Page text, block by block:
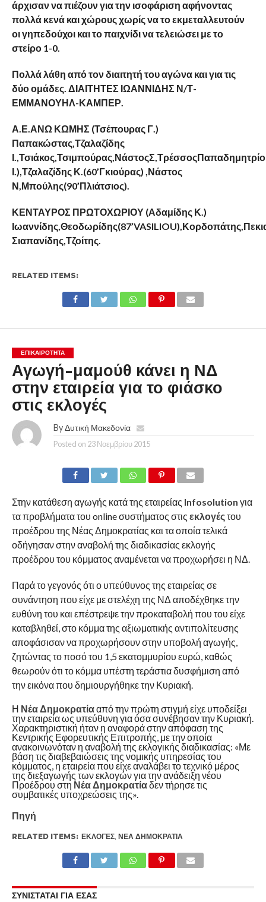
άρχισαν να πιέζουν για την ισοφάριση αφήνοντας
πολλά κενά και χώρους χωρίς να το εκμεταλλευτούν
οι γηπεδούχοι και το παιχνίδι να τελειώσει με το
στείρο 1-0.
Πολλά λάθη από τον διαιτητή του αγώνα και για τις
δύο ομάδες. ΔΙΑΙΤΗΤΕΣ ΙΩΑΝΝΙΔΗΣ Ν/Τ-
ΕΜΜΑΝΟΥΗΛ-ΚΑΜΠΕΡ.
Α.Ε.ΑΝΩ ΚΩΜΗΣ (Τσέπουρας Γ.)
Παπακώστας,Τζαλαζίδης
Ι.),Τζαλαζίδης Κ.(60’Γκιούρας) ,Νάστος
Ν,Μπούλης(90’Πλιάτσιος).
ΚΕΝΤΑΥΡΟΣ ΠΡΩΤΟΧΩΡΙΟΥ (Αδαμίδης Κ.)
Σιαπανίδης,Τζοίτης.
RELATED ITEMS:
ΕΠΙΚΑΙΡΟΤΗΤΑ
Αγωγή-μαμούθ κάνει η ΝΔ
στην εταιρεία για το φιάσκο
στις εκλογές
By Δυτική Μακεδονία
Posted on 23 Νοεμβρίου 2015
Στην κατάθεση αγωγής κατά της εταιρείας Infosolution για
τα προβλήματα του online συστήματος στις εκλογέςτου
προέδρου της Νέας Δημοκρατίας και τα οποία τελικά
οδήγησαν στην αναβολή της διαδικασίας εκλογής
προέδρου του κόμματος αναμένεται να προχωρήσει η ΝΔ.
Παρά το γεγονός ότι ο υπεύθυνος της εταιρείας σε
συνάντηση που είχε με στελέχη της ΝΔ αποδέχθηκε την
ευθύνη του και επέστρεψε την προκαταβολή που του είχε
καταβληθεί, στο κόμμα της αξιωματικής αντιπολίτευσης
αποφάσισαν να προχωρήσουν στην υποβολή αγωγής,
ζητώντας το ποσό του 1,5 εκατομμυρίου ευρώ, καθώς
θεωρούν ότι το κόμμα υπέστη τεράστια δυσφήμιση από
την εικόνα που δημιουργήθηκε την Κυριακή.
Η Νέα Δημοκρατίααπό την πρώτη στιγμή είχε υποδείξει
την εταιρεία ως υπεύθυνη για όσα συνέβησαν την Κυριακή.
Χαρακτηριστική ήταν η αναφορά στην απόφαση της
Κεντρικής Εφορευτικής Επιτροπής, με την οποία
ανακοινωνόταν η αναβολή της εκλογικής διαδικασίας: «Με
βάση τις διαβεβαιώσεις της νομικής υπηρεσίας του
κόμματος, η εταιρεία που είχε αναλάβει το τεχνικό μέρος
της διεξαγωγής των εκλογών για την ανάδειξη νέου
Προέδρου στη Νέα Δημοκρατίαδεν τήρησε τις
συμβατικές υποχρεώσεις της».
Πηγή
RELATED ITEMS: ΕΚΛΟΓΈΣ, ΝΈΑ ΔΗΜΟΚΡΑΤΊΑ
ΣΥΝΙΣΤΑΤΑΙ ΓΙΑ ΕΣΑΣ